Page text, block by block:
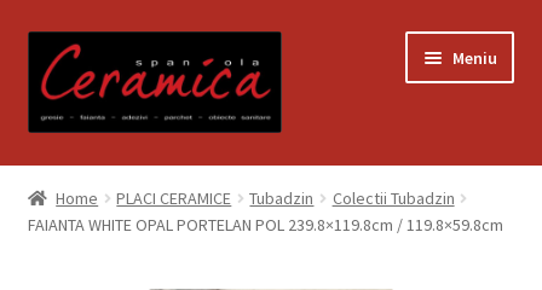
la
navigare
la
conținut
Meniu
Prima pagină
Blog
Home PLACI CERAMICE Tubadzin
Colectii Tubadzin
FAIANTA WHITE OPAL PORTELAN POL 239.8×119.8cm / 119.8×59.8cm